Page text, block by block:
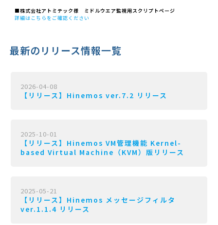
■株式会社アトミテック様 ミドルウエア監視用スクリプトページ
詳細はこちらをご確認ください
最新のリリース情報一覧
2026-04-08
【リリース】Hinemos ver.7.2 リリース
2025-10-01
【リリース】Hinemos VM管理機能 Kernel-
based Virtual Machine（KVM）版リリース
2025-05-21
【リリース】Hinemos メッセージフィルタ
ver.1.1.4 リリース